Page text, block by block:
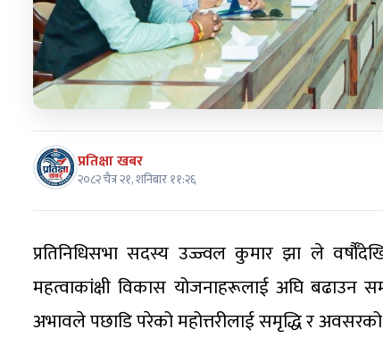
प्रतिक्षा खबर
२०८२ चैत्र २१, शनिबार ११:२६
प्रतिनिधिसभा सदस्य उज्ज्वल कुमार झा ले
महत्वाकांक्षी विकास योजनाहरूलाई अघि बढाउन
अभावले पछाडि परेको महोत्तरीलाई समृद्धि र